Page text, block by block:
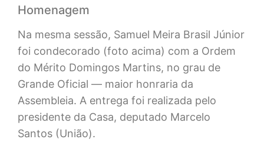
Homenagem
Na mesma sessão, Samuel Meira Brasil Júnior
foi condecorado (foto acima) com a Ordem
do Mérito Domingos Martins, no grau de
Grande Oficial — maior honraria da
Assembleia. A entrega foi realizada pelo
presidente da Casa, deputado Marcelo
Santos (União).